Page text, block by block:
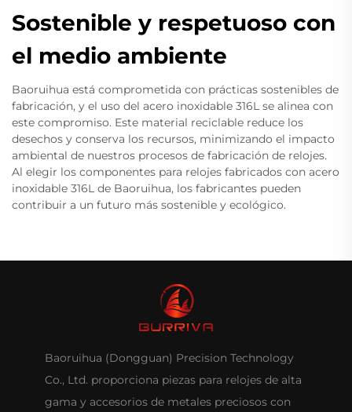
Sostenible y respetuoso con
el medio ambiente
Baoruihua está comprometida con prácticas sostenibles de
fabricación, y el uso del acero inoxidable 316L se alinea con
este compromiso. Este material reciclable reduce los
desechos y conserva los recursos, minimizando el impacto
ambiental de nuestros procesos de fabricación de relojes.
Al elegir los componentes para relojes fabricados con acero
inoxidable 316L de Baoruihua, los fabricantes pueden
contribuir a un futuro más sostenible y ecológico.
Baoruihua (Dongguan) Precision Technology
Co., Ltd. proporciona piezas para relojes de alta
gama y accesorios de metales preciosos con